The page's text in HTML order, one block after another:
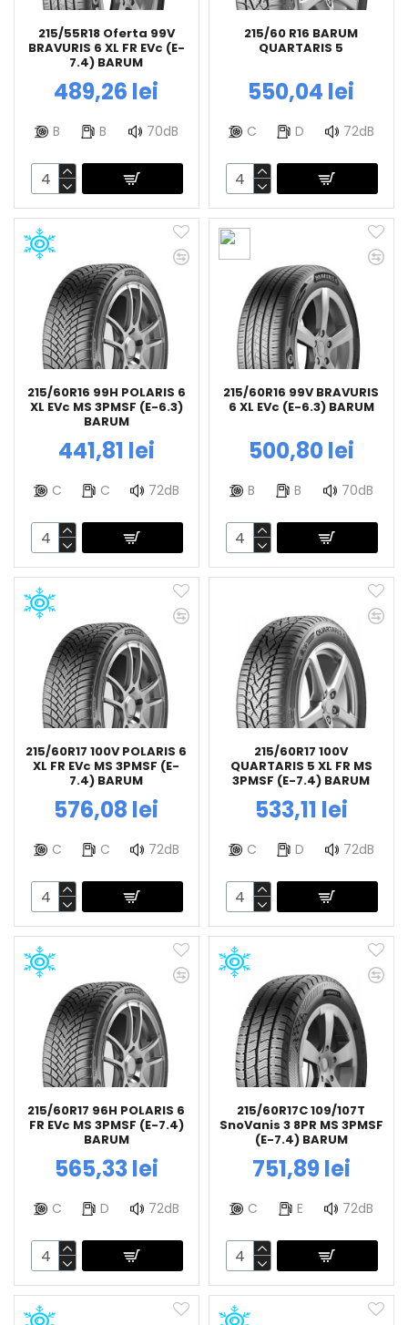
215/55R18 Oferta 99V
BRAVURIS 6 XL FR EVc (E-
7.4) BARUM
489,26 lei
B B 70dB
215/60 R16 BARUM
QUARTARIS 5
550,04 lei
C D 72dB
215/60R16 99H POLARIS 6
XL EVc MS 3PMSF (E-6.3)
BARUM
441,81 lei
C C 72dB
215/60R16 99V BRAVURIS
6 XL EVc (E-6.3) BARUM
500,80 lei
B B 70dB
215/60R17 100V POLARIS 6
XL FR EVc MS 3PMSF (E-
7.4) BARUM
576,08 lei
C C 72dB
215/60R17 100V
QUARTARIS 5 XL FR MS
3PMSF (E-7.4) BARUM
533,11 lei
C D 72dB
215/60R17 96H POLARIS 6
FR EVc MS 3PMSF (E-7.4)
BARUM
565,33 lei
C D 72dB
215/60R17C 109/107T
SnoVanis 3 8PR MS 3PMSF
(E-7.4) BARUM
751,89 lei
C E 72dB